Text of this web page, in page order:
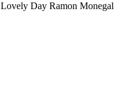
Lovely Day Ramon Monegal